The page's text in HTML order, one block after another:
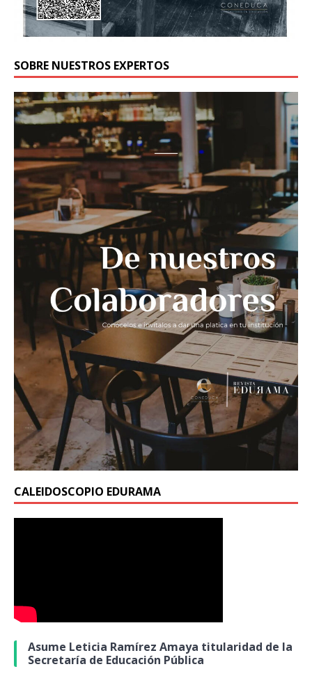
SOBRE NUESTROS EXPERTOS
CALEIDOSCOPIO EDURAMA
Asume Leticia Ramírez Amaya titularidad de la
Secretaría de Educación Pública